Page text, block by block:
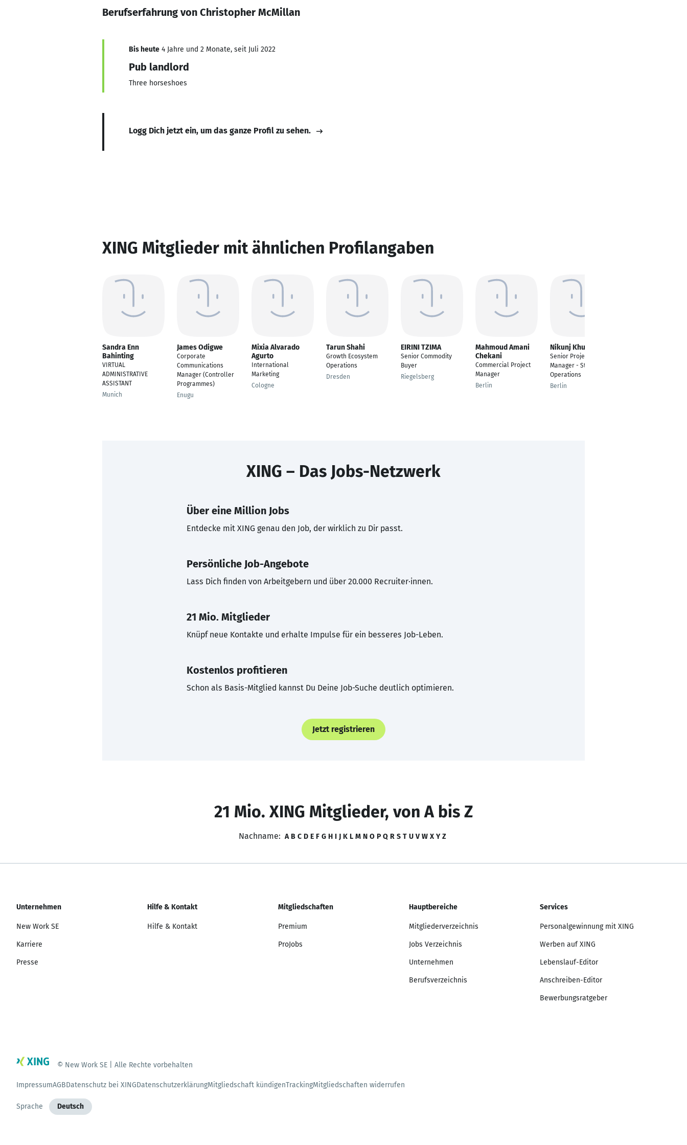
Berufserfahrung von Christopher McMillan
Bis heute 4 Jahre und 2 Monate, seit Juli 2022
Pub landlord
Three horseshoes
Logg Dich jetzt ein, um das ganze Profil zu sehen.
XING Mitglieder mit ähnlichen Profilangaben
Sandra Enn
Bahinting
VIRTUAL
ADMINISTRATIVE
ASSISTANT
Munich
James Odigwe
Corporate
Communications
Manager (Controller
Programmes)
Enugu
Mixia Alvarado
Agurto
International
Marketing
Cologne
Tarun Shahi
Growth Ecosystem
Operations
Dresden
EIRINI TZIMA
Senior Commodity
Buyer
Riegelsberg
Mahmoud Amani
Chekani
Commercial Project
Manager
Berlin
Nikunj Khurana
Senior Project
Manager - Strategy &
Operations
Berlin
XING – Das Jobs-Netzwerk
Über eine Million Jobs
Entdecke mit XING genau den Job, der wirklich zu Dir passt.
Persönliche Job-Angebote
Lass Dich finden von Arbeitgebern und über 20.000 Recruiter·innen.
21 Mio. Mitglieder
Knüpf neue Kontakte und erhalte Impulse für ein besseres Job-Leben.
Kostenlos profitieren
Schon als Basis-Mitglied kannst Du Deine Job-Suche deutlich optimieren.
Jetzt registrieren
21 Mio. XING Mitglieder, von A bis Z
Nachname: A B C D E F G H I J K L M N O P Q R S T U V W X Y Z
Unternehmen
New Work SE
Karriere
Presse
Hilfe & Kontakt
Hilfe & Kontakt
Mitgliedschaften
Premium
ProJobs
Hauptbereiche
Mitgliederverzeichnis
Jobs Verzeichnis
Unternehmen
Berufsverzeichnis
Services
Personalgewinnung mit XING
Werben auf XING
Lebenslauf-Editor
Anschreiben-Editor
Bewerbungsratgeber
© New Work SE | Alle Rechte vorbehalten
ImpressumAGBDatenschutz bei XINGDatenschutzerklärungMitgliedschaft kündigenTrackingMitgliedschaften widerrufen
Sprache Deutsch